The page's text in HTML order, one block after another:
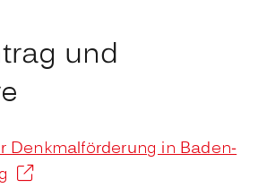
und
Denkmalförderung in Baden-